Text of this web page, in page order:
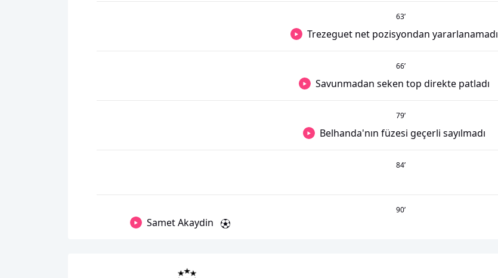
63’
Trezeguet net pozisyondan yararlanamadı
66’
Savunmadan seken top direkte patladı
79’
Belhanda'nın füzesi geçerli sayılmadı
84’
90’
Samet Akaydin